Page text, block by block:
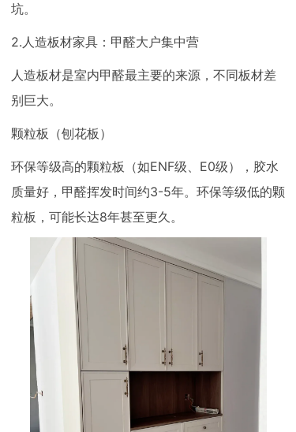
坑。
2.人造板材家具：甲醛大户集中营
人造板材是室内甲醛最主要的来源，不同板材差
别巨大。
颗粒板（刨花板）
环保等级高的颗粒板（如ENF级、E0级），胶水
质量好，甲醛挥发时间约3-5年。环保等级低的颗
粒板，可能长达8年甚至更久。